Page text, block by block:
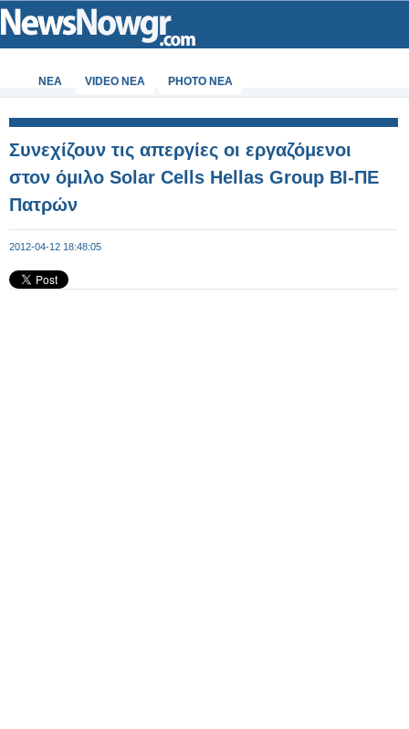
ΝΕΑ VIDEO NEA PHOTO NEA
Συνεχίζουν τις απεργίες οι εργαζόμενοι
στον όμιλο Solar Cells Hellas Group ΒΙ-ΠΕ
Πατρών
2012-04-12 18:48:05